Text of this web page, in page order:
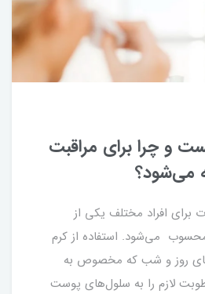
و چرا برای مراقبت
می‌شود؟
افراد مختلف یکی از
می‌شود. استفاده از کرم
روز و شب که مخصوص به
لازم را به سلول‌های پوست